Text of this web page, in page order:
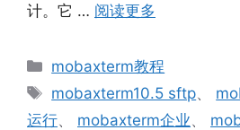
计。它 … 阅读更多
分
mobaxterm教程
标
签
mobaxterm10.5 sftp、
运行、 mobaxterm企业、